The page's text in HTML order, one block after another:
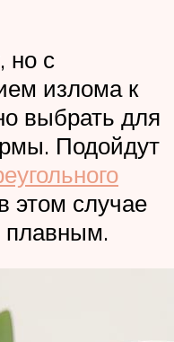
но с
излома к
выбрать для
Подойдут
этом случае
плавным.